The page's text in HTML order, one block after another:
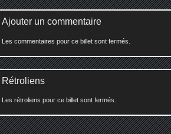
Ajouter un commentaire
Les commentaires pour ce billet sont fermés.
Rétroliens
Les rétroliens pour ce billet sont fermés.